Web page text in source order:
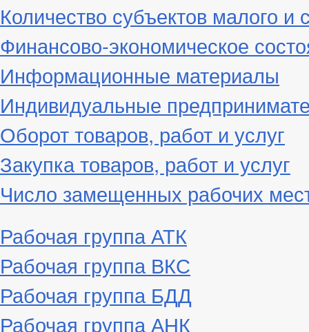
Количество субъектов малого и
Финансово-экономическое
Информационные материалы
Индивидуальные
Оборот товаров, работ и услуг
Закупка товаров, работ и услуг
Число замещенных рабочих
Рабочая группа АТК
Рабочая группа ВКС
Рабочая группа БДД
Рабочая группа АНК